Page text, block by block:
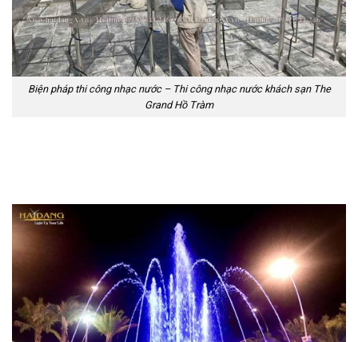
Biện pháp thi công nhạc nước – Thi công nhạc nước khách sạn The
Grand Hồ Tràm